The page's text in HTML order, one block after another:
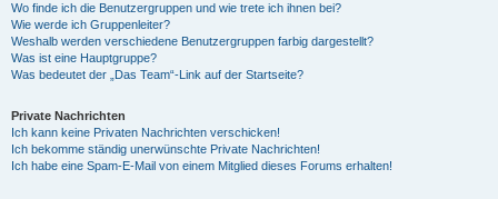
Wo finde ich die Benutzergruppen und wie trete ich ihnen bei?
Wie werde ich Gruppenleiter?
Weshalb werden verschiedene Benutzergruppen farbig dargestellt?
Was ist eine Hauptgruppe?
Was bedeutet der „Das Team“-Link auf der Startseite?
Private Nachrichten
Ich kann keine Privaten Nachrichten verschicken!
Ich bekomme ständig unerwünschte Private Nachrichten!
Ich habe eine Spam-E-Mail von einem Mitglied dieses Forums erhalten!